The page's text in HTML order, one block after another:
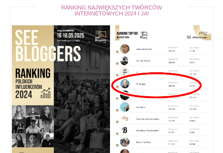
RANKING NAJWIĘKSZYCH TWÓRCÓW
INTERNETOWYCH 2024 I JA!